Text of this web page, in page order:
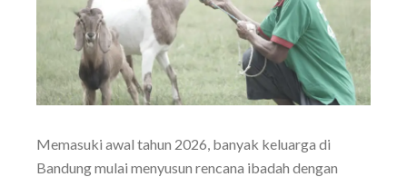
Memasuki awal tahun 2026, banyak keluarga di
Bandung mulai menyusun rencana ibadah dengan